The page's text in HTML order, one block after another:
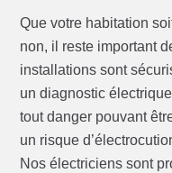
Que votre habitation
non, il reste important
installations sont
un diagnostic
tout danger pouvant
un risque
Nos électriciens sont